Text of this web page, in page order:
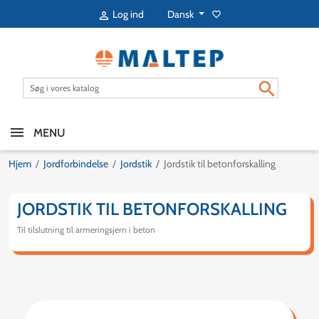
 Log ind Dansk favorite_border

MENU
Hjem Jordforbindelse Jordstik Jordstik til betonforskalling
JORDSTIK TIL BETONFORSKALLING
Til tilslutning til armeringsjern i beton